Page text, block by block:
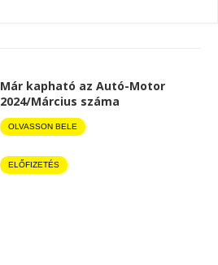
Már kapható az Autó-Motor
2024/Március száma
OLVASSON BELE
ELŐFIZETÉS